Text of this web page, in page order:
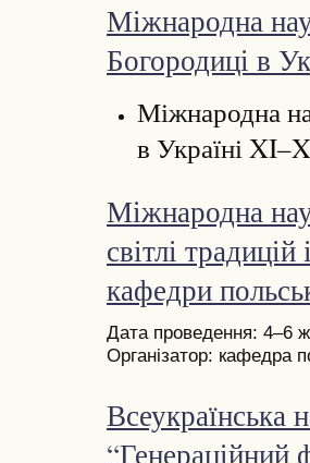
Міжнародна
Богородиці в
Міжнародна
в Україні
Міжнародна
світлі
кафедри
Дата проведення: 4–6
Організатор: кафедра
Всеукраїнська
“Генераційний